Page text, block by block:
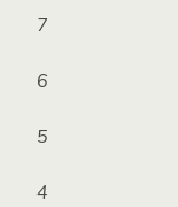
7
6
5
4